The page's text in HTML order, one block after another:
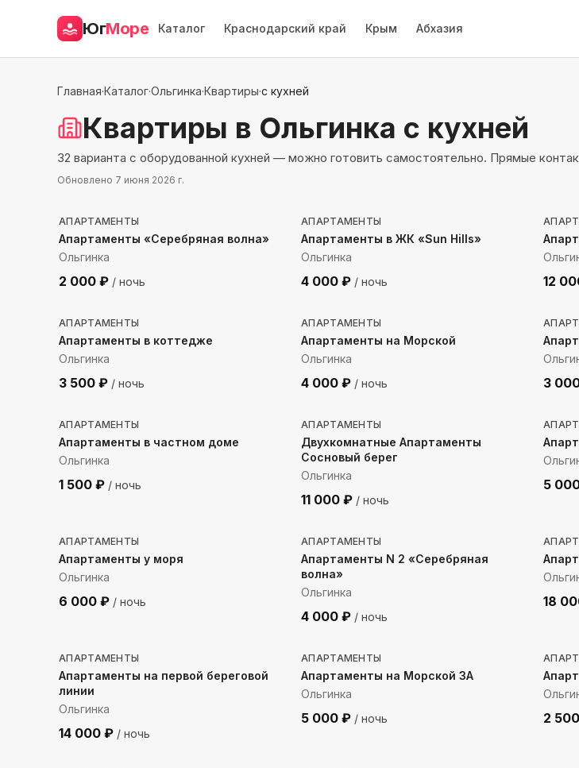
ЮгМоре Каталог Краснодарский край Крым Абхазия
Главная·Каталог·Ольгинка·Квартиры·с кухней
Квартиры в Ольгинка с кухней
32 варианта с оборудованной кухней — можно готовить самостоятельно. Прямые
Обновлено 7 июня 2026 г.
551м до моря
АПАРТАМЕНТЫ
Апартаменты «Серебряная волна»
Ольгинка
2 000 ₽ / ночь
АПАРТАМЕНТЫ
Апартаменты в ЖК «Sun Hills»
Ольгинка
4 000 ₽ / ночь 12
148м до моря
АПАРТАМЕНТЫ
Апартаменты в коттедже
Ольгинка
3 500 ₽ / ночь
446м до моря
АПАРТАМЕНТЫ
Апартаменты на Морской
Ольгинка
4 000 ₽ / ночь 3
2394 м до моря
АПАРТАМЕНТЫ
Апартаменты в частном доме
Ольгинка
1 500 ₽ / ночь
116 м до моря
АПАРТАМЕНТЫ
Двухкомнатные Апартаменты
Сосновый берег
Ольгинка
11 000 ₽ / ночь
5
АПАРТАМЕНТЫ
Апартаменты у моря
Ольгинка
6 000 ₽ / ночь
640м до моря
АПАРТАМЕНТЫ
Апартаменты N 2 «Серебряная
волна»
Ольгинка
4 000 ₽ / ночь
18
АПАРТАМЕНТЫ
Апартаменты на первой береговой
линии
Ольгинка
14 000 ₽ / ночь
467м до моря
АПАРТАМЕНТЫ
Апартаменты на Морской 3А
Ольгинка
5 000 ₽ / ночь 2 500
684 м до моря